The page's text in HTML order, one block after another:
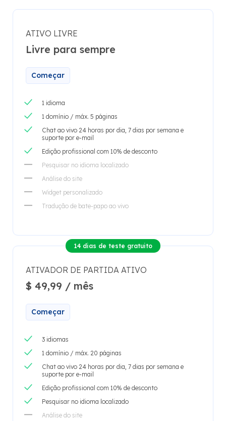
ATIVO LIVRE
Livre para sempre
Começar
1 idioma
1 domínio / máx. 5 páginas
Chat ao vivo 24 horas por dia, 7 dias por semana e
suporte por e-mail
Edição profissional com 10% de desconto
Pesquisar no idioma localizado
Análise do site
Widget personalizado
Tradução de bate-papo ao vivo
14 dias de teste gratuito
ATIVADOR DE PARTIDA ATIVO
$ 49,99 / mês
Começar
3 idiomas
1 domínio / máx. 20 páginas
Chat ao vivo 24 horas por dia, 7 dias por semana e
suporte por e-mail
Edição profissional com 10% de desconto
Pesquisar no idioma localizado
Análise do site